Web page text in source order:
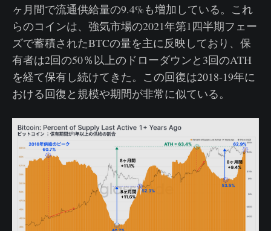
ヶ月間で流通供給量の9.4%も増加している。これ
らのコインは、強気市場の2021年第1四半期フェー
ズで蓄積されたBTCの量を主に反映しており、保
有者は2回の50％以上のドローダウンと3回のATH
を経て保有し続けてきた。この回復は2018-19年に
おける回復と規模や期間が非常に似ている。